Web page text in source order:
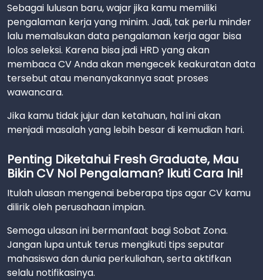
Sebagai lulusan baru, wajar jika kamu memiliki
pengalaman kerja yang minim. Jadi, tak perlu minder
lalu memalsukan data pengalaman kerja agar bisa
lolos seleksi. Karena bisa jadi HRD yang akan
membaca CV Anda akan mengecek keakuratan data
tersebut atau menanyakannya saat proses
wawancara.
Jika kamu tidak jujur dan ketahuan, hal ini akan
menjadi masalah yang lebih besar di kemudian hari.
Penting Diketahui Fresh Graduate, Mau
Bikin CV Nol Pengalaman? Ikuti Cara Ini!
Itulah ulasan mengenai beberapa tips agar CV kamu
dilirik oleh perusahaan impian.
Semoga ulasan ini bermanfaat bagi Sobat Zona.
Jangan lupa untuk terus mengikuti tips seputar
mahasiswa dan dunia perkuliahan, serta aktifkan
selalu notifikasinya.